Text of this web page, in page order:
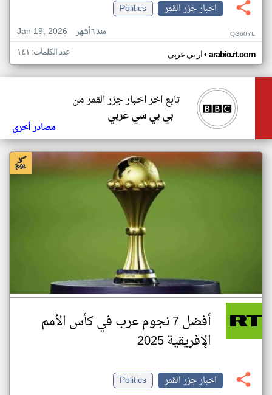
اخبار جزر القمر
Politics
Jan 19, 2026
منذ ٦ أشهر QG60YL
ار تي عربي• arabic.rt.com عدد الكلمات: ١٤١
تابع اخر اخبار جزر القمر من
بي بي سي عربي
مصادر أخرى
أفضل 7 نجوم عرب في كأس الأمم
الإفريقية 2025
اخبار جزر القمر
Politics